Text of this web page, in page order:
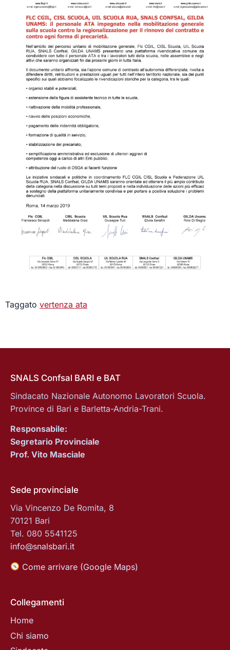
Taggato vertenza ata
SNALS Confsal BARI e BAT
Sindacato Nazionale Autonomo Lavoratori Scuola.
Province di Bari e Barletta-Andria-Trani.
Responsabile:
Segretario Provinciale
Prof. Vito Masciale
Sede provinciale
Via Vincenzo De Romita, 8
70121 Bari
Tel. 080 5541125
info@snalsbari.it
Come arrivare (Google Maps)
Collegamenti
Home
Chi siamo